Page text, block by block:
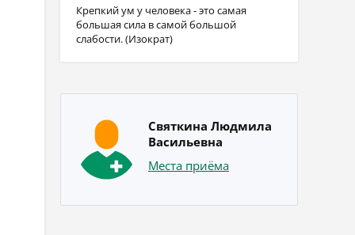
Крепкий ум у человека - это самая
большая сила в самой большой
слабости. (Изократ)
Святкина Людмила
Васильевна
Места приёма